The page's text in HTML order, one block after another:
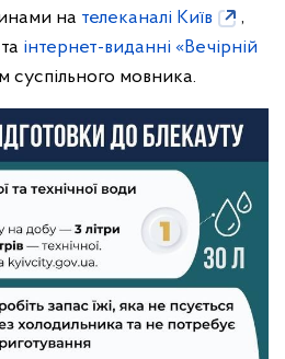
на телеканалі Київ
,
та інтернет-виданні «Вечірній
суспільного мовника.